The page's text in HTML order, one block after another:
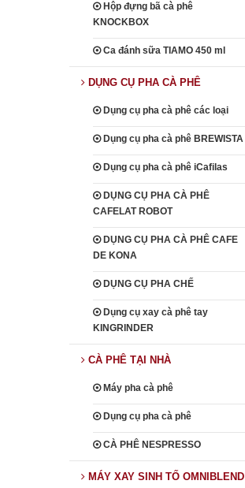
Hộp đựng bã cà phê
KNOCKBOX
Ca đánh sữa TIAMO 450 ml
DỤNG CỤ PHA CÀ PHÊ
Dụng cụ pha cà phê các loại
Dụng cụ pha cà phê BREWISTA
Dụng cụ pha cà phê iCafilas
DỤNG CỤ PHA CÀ PHÊ
CAFELAT ROBOT
DỤNG CỤ PHA CÀ PHÊ CAFE
DE KONA
DỤNG CỤ PHA CHẾ
Dụng cụ xay cà phê tay
KINGRINDER
CÀ PHÊ TẠI NHÀ
Máy pha cà phê
Dụng cụ pha cà phê
CÀ PHÊ NESPRESSO
MÁY XAY SINH TỐ OMNIBLEND